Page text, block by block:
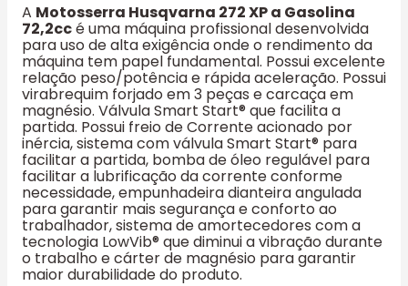
A Motosserra Husqvarna 272 XP a Gasolina
72,2ccé uma máquina profissional desenvolvida
para uso de alta exigência onde o rendimento da
máquina tem papel fundamental. Possui excelente
relação peso/potência e rápida aceleração. Possui
virabrequim forjado em 3 peças e carcaça em
magnésio. Válvula Smart Start® que facilita a
partida. Possui freio de Corrente acionado por
inércia, sistema com válvula Smart Start® para
facilitar a partida, bomba de óleo regulável para
facilitar a lubrificação da corrente conforme
necessidade, empunhadeira dianteira angulada
para garantir mais segurança e conforto ao
trabalhador, sistema de amortecedores com a
tecnologia LowVib® que diminui a vibração durante
o trabalho e cárter de magnésio para garantir
maior durabilidade do produto.